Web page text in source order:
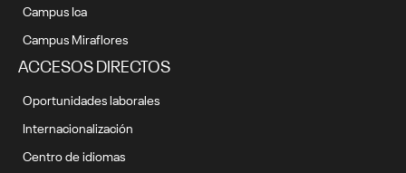
Campus Ica
Campus Miraflores
ACCESOS DIRECTOS
Oportunidades laborales
Internacionalización
Centro de idiomas